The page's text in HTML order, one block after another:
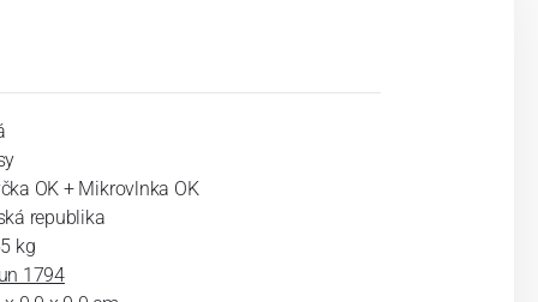
OK + Mikrovlnka OK
republika
kg
1794